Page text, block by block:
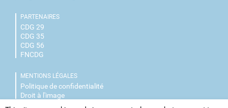
PARTENAIRES
CDG 29
CDG 35
CDG 56
FNCDG
MENTIONS LÉGALES
Politique de confidentialité
Droit à l'image